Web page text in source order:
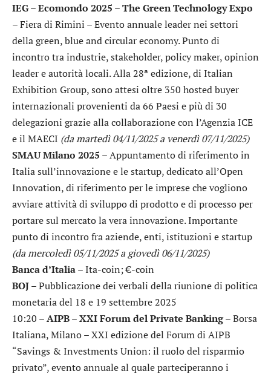
IEG – Ecomondo 2025 – The Green Technology Expo
– Fiera di Rimini – Evento annuale leader nei settori
della green, blue and circular economy. Punto di
incontro tra industrie, stakeholder, policy maker, opinion
leader e autorità locali. Alla 28ª edizione, di Italian
Exhibition Group, sono attesi oltre 350 hosted buyer
internazionali provenienti da 66 Paesi e più di 30
delegazioni grazie alla collaborazione con l’Agenzia ICE
e il MAECI (da martedì 04/11/2025 a venerdì 07/11/2025)
SMAU Milano 2025 – Appuntamento di riferimento in
Italia sull’innovazione e le startup, dedicato all’Open
Innovation, di riferimento per le imprese che vogliono
avviare attività di sviluppo di prodotto e di processo per
portare sul mercato la vera innovazione. Importante
punto di incontro fra aziende, enti, istituzioni e startup
(da mercoledì 05/11/2025 a giovedì 06/11/2025)
Banca d’Italia– Ita-coin; €-coin
BOJ– Pubblicazione dei verbali della riunione di politica
monetaria del 18 e 19 settembre 2025
10:20 –AIPB – XXI Forum del Private Banking– Borsa
Italiana, Milano – XXI edizione del Forum di AIPB
“Savings & Investments Union: il ruolo del risparmio
privato”, evento annuale al quale parteciperanno i